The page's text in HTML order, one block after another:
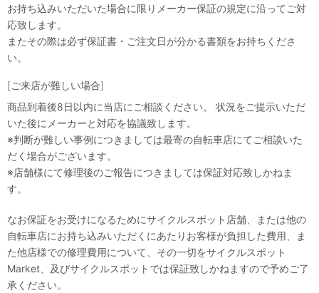
お持ち込みいただいた場合に限りメーカー保証の規定に沿ってご対
応致します。
またその際は必ず保証書・ご注文日が分かる書類をお持ちくださ
い。
[ご来店が難しい場合]
商品到着後8日以内に当店にご相談ください。 状況をご提示いただ
いた後にメーカーと対応を協議致します。
※判断が難しい事例につきましては最寄の自転車店にてご相談いた
だく場合がございます。
※店舗様にて修理後のご報告につきましては保証対応致しかねま
す。
なお保証をお受けになるためにサイクルスポット店舗、または他の
自転車店にお持ち込みいただくにあたりお客様が負担した費用、ま
た他店様での修理費用について、その一切をサイクルスポット
Market、及びサイクルスポットでは保証致しかねますので予めご了
承ください。